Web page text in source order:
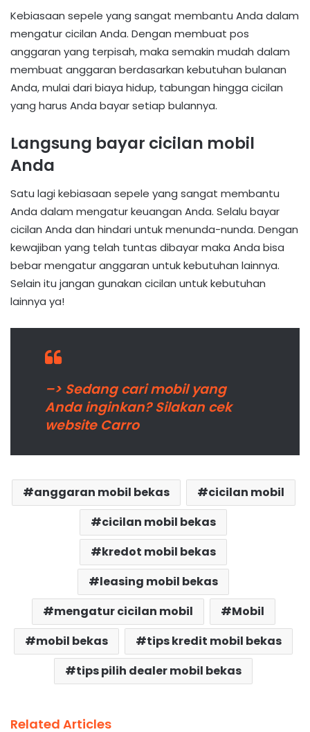
Kebiasaan sepele yang sangat membantu Anda dalam
mengatur cicilan Anda. Dengan membuat pos
anggaran yang terpisah, maka semakin mudah dalam
membuat anggaran berdasarkan kebutuhan bulanan
Anda, mulai dari biaya hidup, tabungan hingga cicilan
yang harus Anda bayar setiap bulannya.
Langsung bayar cicilan mobil
Anda
Satu lagi kebiasaan sepele yang sangat membantu
Anda dalam mengatur keuangan Anda. Selalu bayar
cicilan Anda dan hindari untuk menunda-nunda. Dengan
kewajiban yang telah tuntas dibayar maka Anda bisa
bebar mengatur anggaran untuk kebutuhan lainnya.
Selain itu jangan gunakan cicilan untuk kebutuhan
lainnya ya!
–> Sedang cari mobil yang
Anda inginkan? Silakan cek
website Carro
anggaran mobil bekas
cicilan mobil
cicilan mobil bekas
kredot mobil bekas
leasing mobil bekas
mengatur cicilan mobil
Mobil
mobil bekas
tips kredit mobil bekas
tips pilih dealer mobil bekas
Related Articles